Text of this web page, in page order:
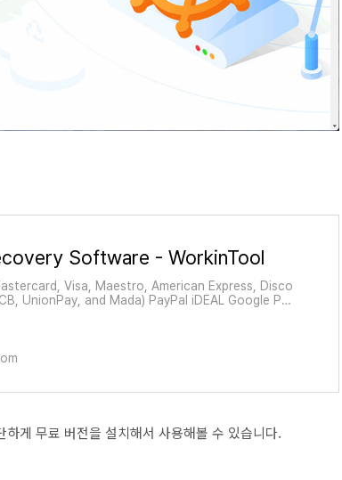
Software - WorkinTool
Visa, Maestro, American Express, Disco
UnionPay, and Mada) PayPal iDEAL Google Pay
무료 버전을 설치해서 사용해볼 수 있습니다.